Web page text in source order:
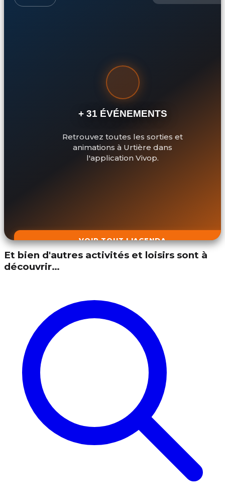
+ 31 ÉVÉNEMENTS
Retrouvez toutes les sorties et
animations à Urtière dans
l'application Vivop.
VOIR TOUT L'AGENDA
Et bien d'autres activités et loisirs sont à
découvrir…